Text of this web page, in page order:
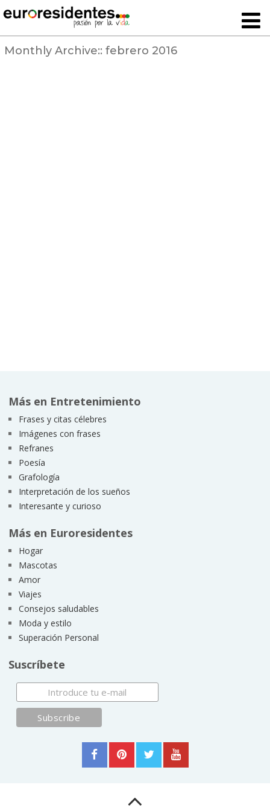
Monthly Archive:: febrero 2016
Más en Entretenimiento
Frases y citas célebres
Imágenes con frases
Refranes
Poesía
Grafología
Interpretación de los sueños
Interesante y curioso
Más en Euroresidentes
Hogar
Mascotas
Amor
Viajes
Consejos saludables
Moda y estilo
Superación Personal
Suscríbete